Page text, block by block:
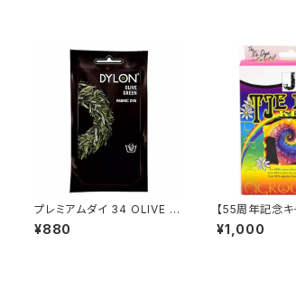
プレミアムダイ 34 OLIVE G
REEN
¥880
【55周年記念
ール】Jacquard
ト
¥1,000